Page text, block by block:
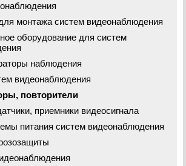
монтажа систем видеонаблюдения
оборудование для систем
наблюдения
видеонаблюдения
повторители
приемники видеосигнала
питания систем видеонаблюдения